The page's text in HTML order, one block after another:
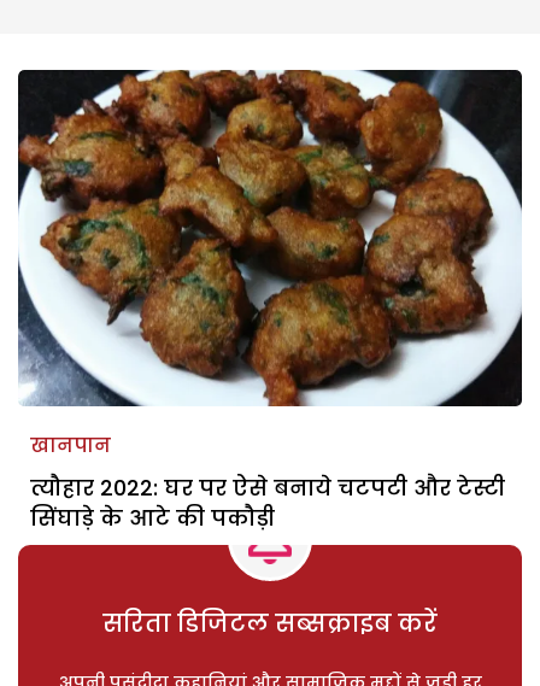
खानपान
त्यौहार 2022: घर पर ऐसे बनाये चटपटी और टेस्टी
सिंघाड़े के आटे की पकौड़ी
सरिता डिजिटल सब्सक्राइब करें